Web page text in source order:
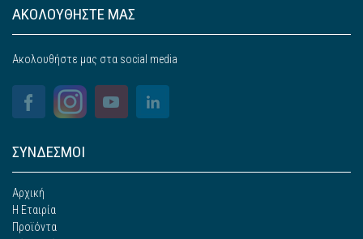
ΑΚΟΛΟΥΘΗΣΤΕ ΜΑΣ
Ακολουθήστε μας στα social media
ΣΥΝΔΕΣΜΟΙ
Αρχική
Η Εταιρία
Προϊόντα